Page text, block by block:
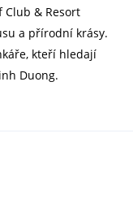
Club & Resort
a přírodní krásy.
kteří hledají
Duong.